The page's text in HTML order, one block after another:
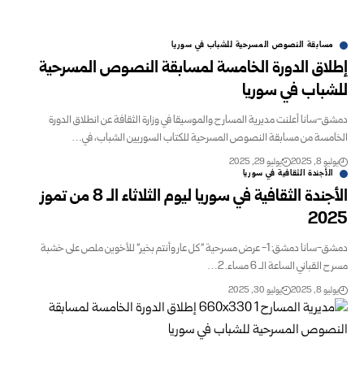
مسابقة النصوص المسرحية للشباب في سوريا
إطلاق الدورة الخامسة لمسابقة النصوص المسرحية
للشباب في سوريا
دمشق-سانا أعلنت مديرية المسارح والموسيقا في وزارة الثقافة عن انطلاق الدورة
الخامسة من مسابقة النصوص المسرحية للكتاب السوريين الشباب، في…
يوليو 8, 2025 يوليو 29, 2025
الأجندة الثقافية في سوريا
الأجندة الثقافية في سوريا ليوم الثلاثاء الـ 8 من تموز
2025
دمشق-سانا دمشق: 1- عرض مسرحية "كل عار وأنتم بخير" للأخوين ملص على خشبة
مسرح القباني الساعة الـ 6 مساء. 2…
يوليو 8, 2025 يوليو 30, 2025